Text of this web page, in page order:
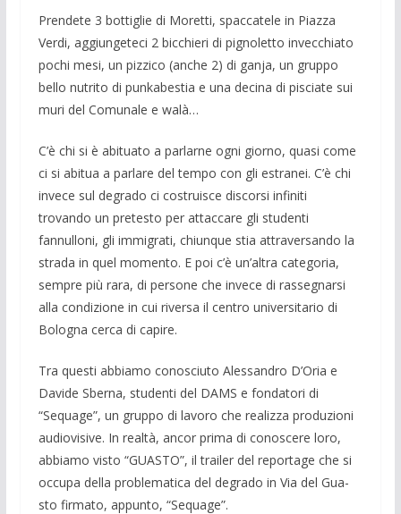
Prendete 3 bottiglie di Mo­retti, spac­catele in Piazza
Verdi, ag­giungeteci 2 bicchieri di pignoletto in­vecchiato
pochi mesi, un pizzico (anche 2) di ganja, un gruppo
bello nutrito di punkabestia e una decina di pisciate sui
muri del Co­munale e walà…
C’è chi si è abituato a parlarne ogni giorno, quasi come
ci si abitua a parlare del tempo con gli estranei. C’è chi
invece sul degrado ci costruisce discorsi infiniti
trovando un pretesto per attaccare gli stu­denti
fannulloni, gli immigrati, chiunque stia attraversando la
strada in quel mo­mento. E poi c’è un’altra categoria,
sem­pre più rara, di persone che invece di ras­segnarsi
alla condizione in cui riversa il centro universitario di
Bologna cerca di capire.
Tra questi abbiamo conosciuto Alessan­dro D’Oria e
Davide Sberna, studenti del DAMS e fondatori di
“Sequage”, un grup­po di lavoro che realizza produzioni
au­diovisive. In realtà, ancor prima di cono­scere loro,
abbiamo visto “GUASTO”, il trailer del reportage che si
occupa della problematica del degrado in Via del Gua­
sto firmato, appunto, “Sequage”.